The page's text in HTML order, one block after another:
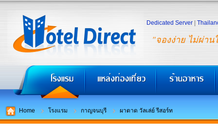
"จองง่าย ไม่ผ่าน
Dedicated Server
Home โรงแรม กาญจนบุรี ผาตาด วัลเล่ย์ รีสอร์ท